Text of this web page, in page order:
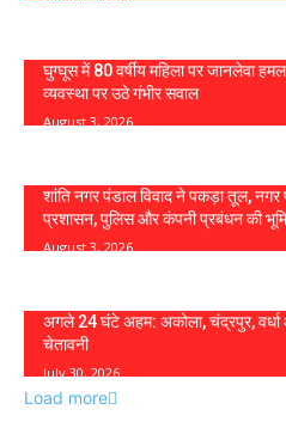
घुग्घूस में 80 वर्षीय महिला पर जानलेवा
व्यवस्था पर उठे गंभीर सवाल
August 3, 2026
शांति नगर पंडाल विवाद ने पकड़ा तूल, नगर
प्रशासन, पुलिस और कंपनी प्रबंधन की
August 3, 2026
अगले 24 घंटे अहम: अकोला, चंद्रपुर, वर्धा
चेतावनी
July 30, 2026
Load more